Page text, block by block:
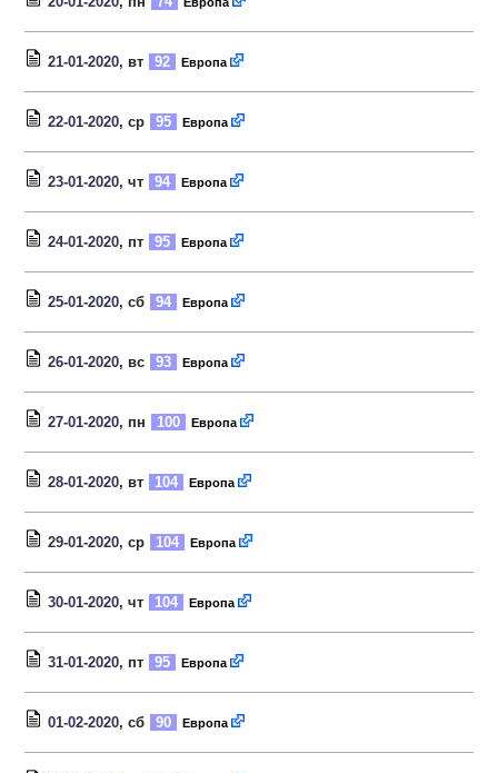
21-01-2020, вт 92 Европа
22-01-2020, ср 95 Европа
23-01-2020, чт 94 Европа
24-01-2020, пт 95 Европа
25-01-2020, сб 94 Европа
26-01-2020, вс 93 Европа
27-01-2020, пн 100 Европа
28-01-2020, вт 104 Европа
29-01-2020, ср 104 Европа
30-01-2020, чт 104 Европа
31-01-2020, пт 95 Европа
01-02-2020, сб 90 Европа